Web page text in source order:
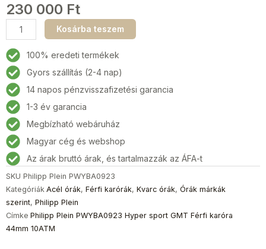
230 000 Ft
Philipp
Plein
PWYBA0923
Hyper
Sport
GMT
Férfi
karóra
44mm
10ATM
mennyiség
Kosárba teszem
100% eredeti termékek
Gyors szállítás (2-4 nap)
14 napos pénzvisszafizetési garancia
1-3 év garancia
Megbízható webáruház
Magyar cég és webshop
Az árak bruttó árak, és tartalmazzák az ÁFA-t
SKU Philipp Plein PWYBA0923
Kategóriák Acél órák, Férfi karórák, Kvarc órák, Órák márkák
szerint, Philipp Plein
Címke Philipp Plein PWYBA0923 Hyper sport GMT Férfi karóra
44mm 10ATM